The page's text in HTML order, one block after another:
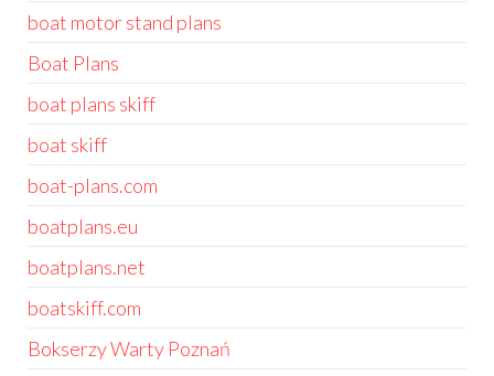
boat motor stand plans
Boat Plans
boat plans skiff
boat skiff
boat-plans.com
boatplans.eu
boatplans.net
boatskiff.com
Bokserzy Warty Poznań